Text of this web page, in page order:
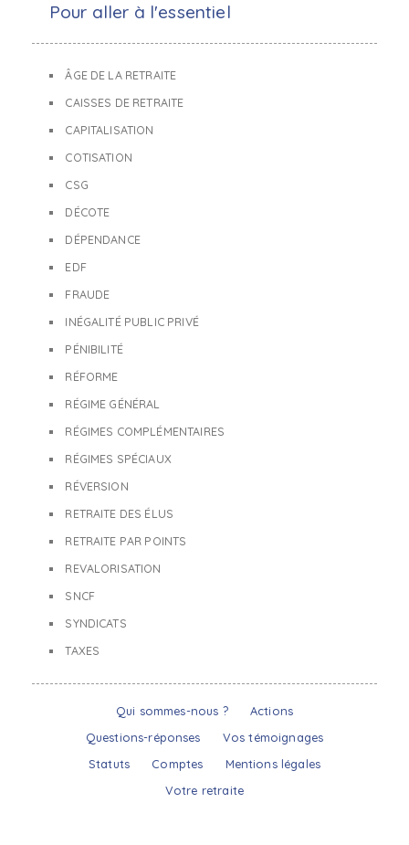
Pour aller à l'essentiel
ÂGE DE LA RETRAITE
CAISSES DE RETRAITE
CAPITALISATION
COTISATION
CSG
DÉCOTE
DÉPENDANCE
EDF
FRAUDE
INÉGALITÉ PUBLIC PRIVÉ
PÉNIBILITÉ
RÉFORME
RÉGIME GÉNÉRAL
RÉGIMES COMPLÉMENTAIRES
RÉGIMES SPÉCIAUX
RÉVERSION
RETRAITE DES ÉLUS
RETRAITE PAR POINTS
REVALORISATION
SNCF
SYNDICATS
TAXES
Qui sommes-nous ?
Actions
Questions-réponses
Vos témoignages
Statuts
Comptes
Mentions légales
Votre retraite